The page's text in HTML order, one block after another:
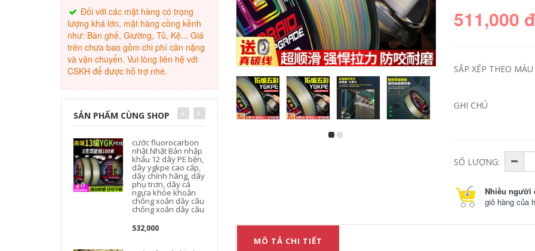
Đối với các mặt hàng có trọng
lượng khá lớn, mặt hàng cồng kềnh
như: Bàn ghế, Giường, Tủ, Kệ... Giá
trên chưa bao gồm chi phí cân nặng
và vận chuyển. Vui lòng liên hệ với
CSKH để được hỗ trợ nhé.
SẢN PHẨM CÙNG SHOP
cước fluorocarbon
nhật Nhật Bản nhập
khẩu 12 dây PE bện,
dây ygkpe cao cấp,
dây chính hãng, dây
phụ trơn, dây cá
ngựa khỏe khoắn
chống xoắn dây câu
chống xoắn dây câu
532,000
Dây ygkpe 12 sợi
Bản, dây câu chìm,
dây câu chìm trơn
câu chịu mài mòn
chắc chắn cước câu
511,000 đ
SẮP XẾP THEO MÀU
GHI CHÚ
SỐ LƯỢNG:
Nhiều người
giỏ hàng của
MÔ TẢ CHI TIẾT